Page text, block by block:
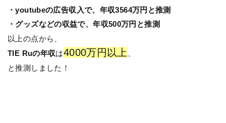
・youtubeの広告収入で、年収3564万円と推測
・グッズなどの収益で、年収500万円と推測
以上の点から、
TIE Ruの年収は4000万円以上
と推測しました！